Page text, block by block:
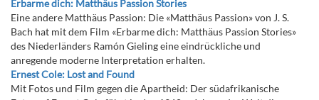
Erbarme dich: Matthäus Passion Stories
Eine andere Matthäus Passion: Die «Matthäus Passion» von J. S.
Bach hat mit dem Film «Erbarme dich: Matthäus Passion Stories»
des Niederländers Ramón Gieling eine eindrückliche und
anregende moderne Interpretation erhalten.
Ernest Cole: Lost and Found
Mit Fotos und Film gegen die Apartheid: Der südafrikanische